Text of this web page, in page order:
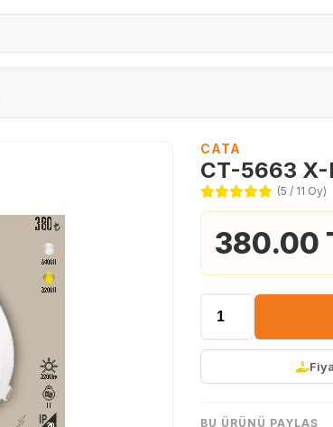
CATA
CT-5663 X-
(5 / 11 Oy)
380.00
BU ÜRÜNÜ PAYLAŞ